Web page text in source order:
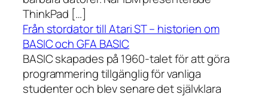
ThinkPad […]
Från stordator till Atari ST – historien om
BASIC och GFA BASIC
BASIC skapades på 1960-talet för att göra
programmering tillgänglig för vanliga
studenter och blev senare det självklara